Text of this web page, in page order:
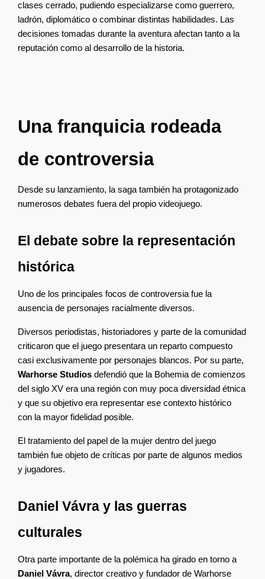
clases cerrado, pudiendo especializarse como guerrero,
ladrón, diplomático o combinar distintas habilidades. Las
decisiones tomadas durante la aventura afectan tanto a la
reputación como al desarrollo de la historia.
Una franquicia rodeada
de controversia
Desde su lanzamiento, la saga también ha protagonizado
numerosos debates fuera del propio videojuego.
El debate sobre la representación
histórica
Uno de los principales focos de controversia fue la
ausencia de personajes racialmente diversos.
Diversos periodistas, historiadores y parte de la comunidad
criticaron que el juego presentara un reparto compuesto
Warhorse Studios defendió que la Bohemia de comienzos
del siglo XV era una región con muy poca diversidad étnica
y que su objetivo era representar ese contexto histórico
con la mayor fidelidad posible.
El tratamiento del papel de la mujer dentro del juego
también fue objeto de críticas por parte de algunos medios
y jugadores.
Daniel Vávra y las guerras
culturales
Daniel Vávra, director creativo y fundador de Warhorse